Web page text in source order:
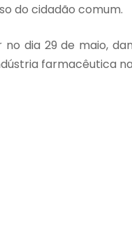
do cidadão comum.
dia 29 de maio,
farmacêutica